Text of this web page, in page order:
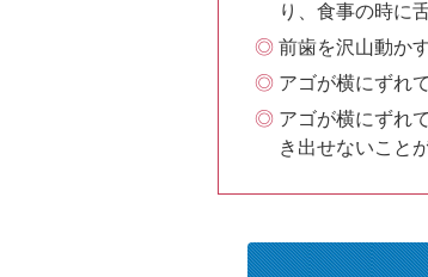
り、食事の時に
前歯を沢山動か
アゴが横にずれ
アゴが横にずれ
き出せないこと